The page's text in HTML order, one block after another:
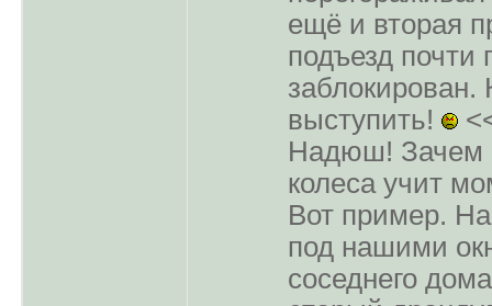
ещё и вторая
подъезд почти
заблокирован.
выступить!
Надюш! Зачем
колеса учит
Вот пример.
под нашими
соседнего